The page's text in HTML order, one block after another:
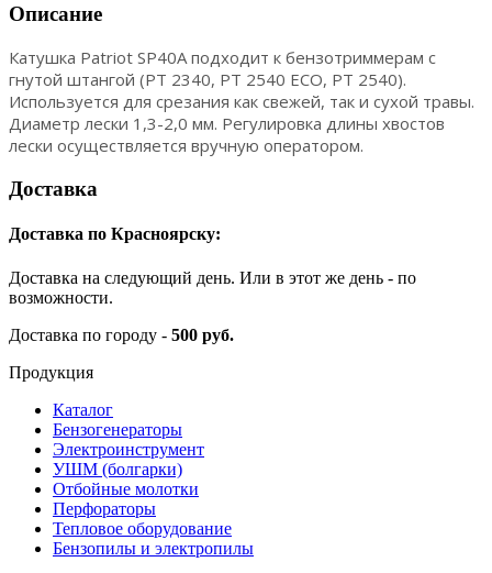
Описание
Катушка Patriot SP40A подходит к бензотриммерам с
гнутой штангой (PT 2340, PT 2540 ECO, PT 2540).
Используется для срезания как свежей, так и сухой травы.
Диаметр лески 1,3-2,0 мм. Регулировка длины хвостов
лески осуществляется вручную оператором.
Доставка
Доставка по Красноярску:
Доставка на следующий день. Или в этот же день - по
возможности.
Доставка по городу - 500 руб.
Продукция
Каталог
Бензогенераторы
Электроинструмент
УШМ (болгарки)
Отбойные молотки
Перфораторы
Тепловое оборудование
Бензопилы и электропилы